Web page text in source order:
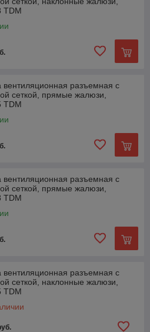
TDM
вентиляционная разъемная с
сеткой, прямые жалюзи,
TDM
вентиляционная разъемная с
сеткой, прямые жалюзи,
TDM
вентиляционная разъемная с
сеткой, наклонные жалюзи,
TDM